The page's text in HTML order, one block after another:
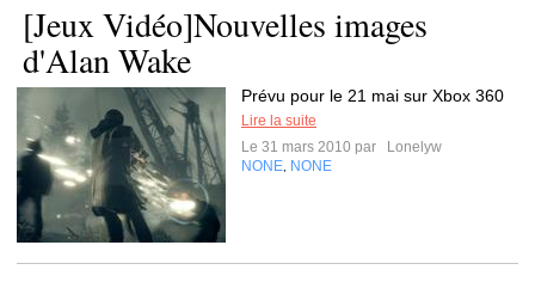
[Jeux Vidéo]Nouvelles images
d'Alan Wake
Prévu pour le 21 mai sur Xbox 360
Lire la suite
Le 31 mars 2010 par
Lonelyw
NONE NONE